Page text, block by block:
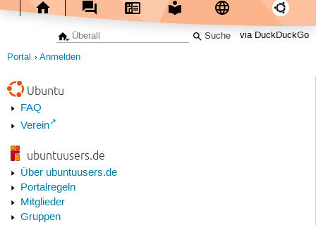
via DuckDuckGo
Portal Anmelden
Ubuntu
FAQ
Verein
ubuntuusers.de
Über ubuntuusers.de
Portalregeln
Mitglieder
Gruppen